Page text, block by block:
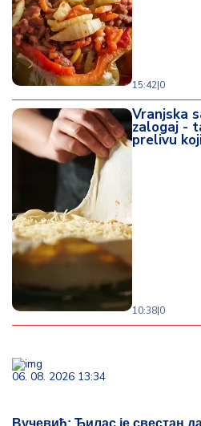
15:42|0
Vranjska
zalogaj -
prelivu
10:38|0
06. 08. 2026 13:34
Вучевић: Ђилас је свестан